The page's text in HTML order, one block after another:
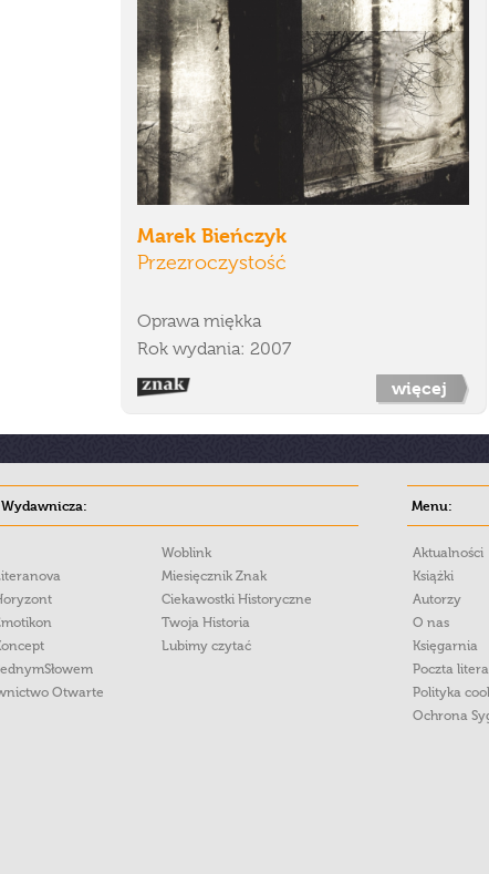
Marek Bieńczyk
Przezroczystość
Oprawa miękka
Rok wydania: 2007
więcej
Otwarte
Woblink
Miesięcznik Znak
Ciekawostki Historyczne
Twoja Historia
Lubimy czytać
Menu:
Aktualności
Książki
Autorzy
O nas
Księgarnia
Poczta
Polityka
Ochrona